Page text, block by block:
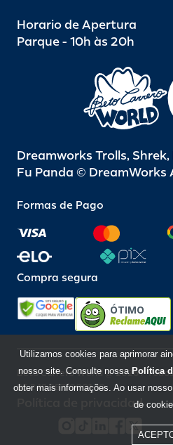
Horario de Apertura
Parque - 10h às 20h
Dreamworks Trolls,
Fu Panda © DreamWorks
Formas de Pago
Compra segura
ÓTIMO
Beto Carrero World @ 2026 /
85.248.987/0001-10
Política de privacidad
Utilizamos cookies para aprimorar
nosso site. Consulte nossa Política
obter mais informações. Ao usar
de